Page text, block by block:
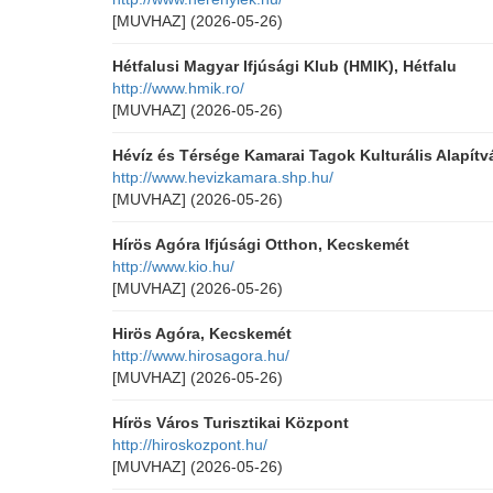
[MUVHAZ] (2026-05-26)
Hétfalusi Magyar Ifjúsági Klub (HMIK), Hétfalu
http://www.hmik.ro/
[MUVHAZ] (2026-05-26)
Hévíz és Térsége Kamarai Tagok Kulturális
http://www.hevizkamara.shp.hu/
[MUVHAZ] (2026-05-26)
Hírös Agóra Ifjúsági Otthon, Kecskemét
http://www.kio.hu/
[MUVHAZ] (2026-05-26)
Hirös Agóra, Kecskemét
http://www.hirosagora.hu/
[MUVHAZ] (2026-05-26)
Hírös Város Turisztikai Központ
http://hiroskozpont.hu/
[MUVHAZ] (2026-05-26)